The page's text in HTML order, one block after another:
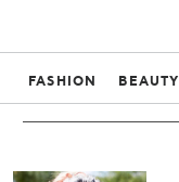
FASHION BEAUTY